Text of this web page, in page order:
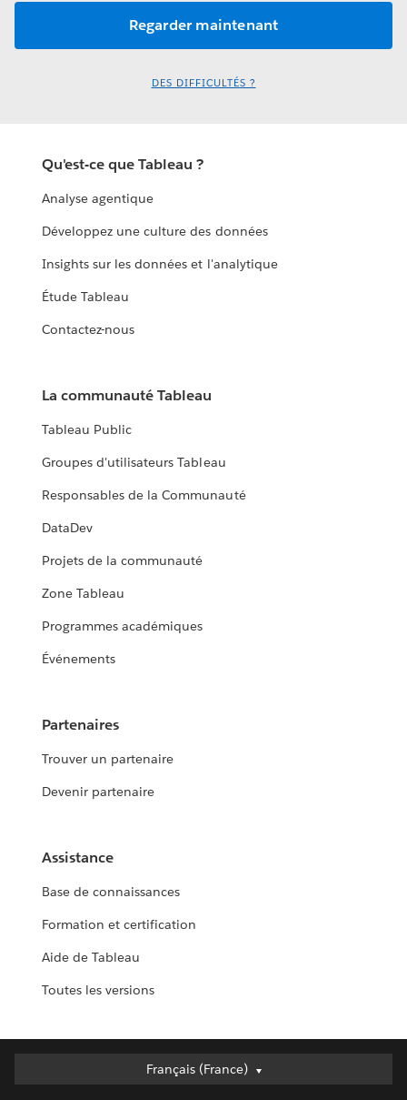
DES DIFFICULTÉS ?
Qu'est-ce que Tableau ?
Analyse agentique
Développez une culture des données
Insights sur les données et l'analytique
Étude Tableau
Contactez-nous
La communauté Tableau
Tableau Public
Groupes d'utilisateurs Tableau
Responsables de la Communauté
DataDev
Projets de la communauté
Zone Tableau
Programmes académiques
Événements
Partenaires
Trouver un partenaire
Devenir partenaire
Assistance
Base de connaissances
Formation et certification
Aide de Tableau
Toutes les versions
Français (France)
Français (France)